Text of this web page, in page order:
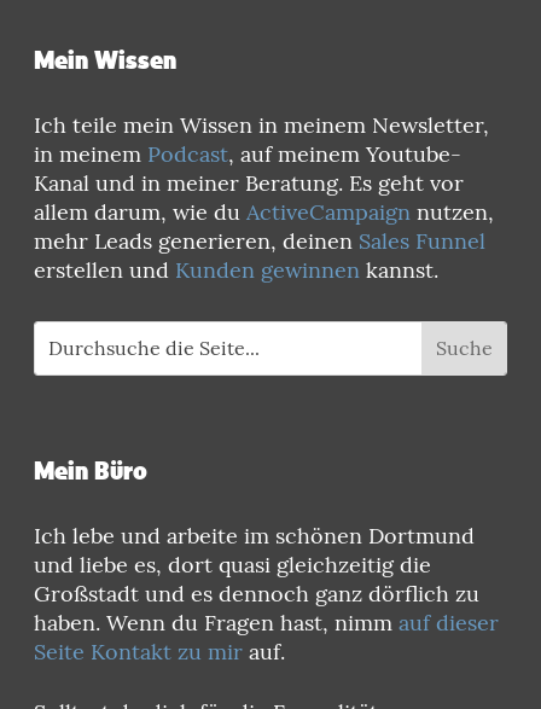
Mein Wissen
Ich teile mein Wissen in meinem Newsletter,
in meinem Podcast, auf meinem Youtube-
Kanal und in meiner Beratung. Es geht vor
allem darum, wie du ActiveCampaign nutzen,
mehr Leads generieren, deinen Sales Funnel
erstellen und Kunden gewinnen kannst.
Mein Büro
Ich lebe und arbeite im schönen Dortmund
und liebe es, dort quasi gleichzeitig die
Großstadt und es dennoch ganz dörflich zu
haben. Wenn du Fragen hast, nimm auf dieser
Seite Kontakt zu mir auf.